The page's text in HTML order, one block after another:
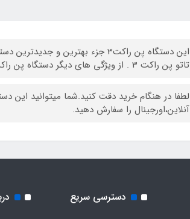
این دستگاه پن راکت3 جزء
تاتو پن راکت 3 . از ویژگی های دیگر دستگاه پن راکت 3 موتور قوی و صدای کم است.
لطفا در هنگام خرید دقت کنید.شما میتوانید این
آنلاین،اورجینال را سفارش دهید.
دسترسی سریع